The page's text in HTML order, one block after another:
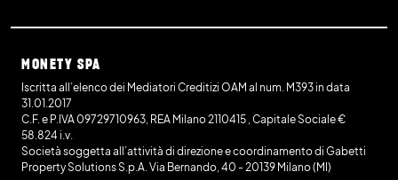
MONETY SPA
Iscritta all’elenco dei Mediatori Creditizi OAM al num. M393 in data
31.01.2017
C.F. e P.IVA 09729710963, REA Milano 2110415 , Capitale Sociale €
58.824 i.v.
Società soggetta all’attività di direzione e coordinamento di Gabetti
Property Solutions S.p.A. Via Bernando, 40 - 20139 Milano (MI)